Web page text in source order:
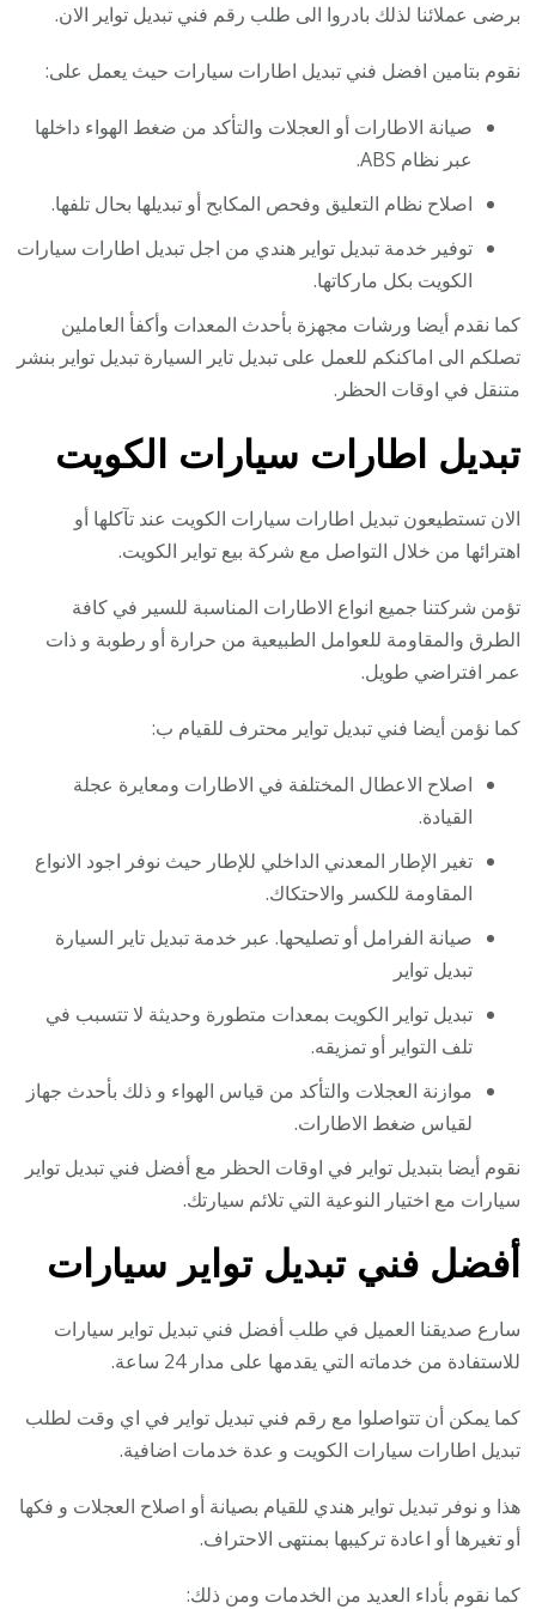
برضى عملائنا لذلك بادروا الى طلب رقم فني تبديل تواير الان.
نقوم بتامين افضل فني تبديل اطارات سيارات حيث يعمل على:
صيانة الاطارات أو العجلات والتأكد من ضغط الهواء داخلها
عبر نظام ABS.
اصلاح نظام التعليق وفحص المكابح أو تبديلها بحال تلفها.
توفير خدمة تبديل تواير هندي من اجل تبديل اطارات سيارات
الكويت بكل ماركاتها.
كما نقدم أيضا ورشات مجهزة بأحدث المعدات وأكفأ العاملين
تصلكم الى اماكنكم للعمل على تبديل تاير السيارة تبديل تواير بنشر
متنقل في اوقات الحظر.
تبديل اطارات سيارات الكويت
الان تستطيعون تبديل اطارات سيارات الكويت عند تآكلها أو
اهترائها من خلال التواصل مع شركة بيع تواير الكويت.
تؤمن شركتنا جميع انواع الاطارات المناسبة للسير في كافة
الطرق والمقاومة للعوامل الطبيعية من حرارة أو رطوبة و ذات
عمر افتراضي طويل.
كما نؤمن أيضا فني تبديل تواير محترف للقيام ب:
اصلاح الاعطال المختلفة في الاطارات ومعايرة عجلة
القيادة.
تغير الإطار المعدني الداخلي للإطار حيث نوفر اجود الانواع
المقاومة للكسر والاحتكاك.
صيانة الفرامل أو تصليحها. عبر خدمة تبديل تاير السيارة
تبديل تواير
تبديل تواير الكويت بمعدات متطورة وحديثة لا تتسبب في
تلف التواير أو تمزيقه.
موازنة العجلات والتأكد من قياس الهواء و ذلك بأحدث جهاز
لقياس ضغط الاطارات.
نقوم أيضا بتبديل تواير في اوقات الحظر مع أفضل فني تبديل تواير
سيارات مع اختيار النوعية التي تلائم سيارتك.
أفضل فني تبديل تواير سيارات
سارع صديقنا العميل في طلب أفضل فني تبديل تواير سيارات
للاستفادة من خدماته التي يقدمها على مدار 24 ساعة.
كما يمكن أن تتواصلوا مع رقم فني تبديل تواير في اي وقت لطلب
تبديل اطارات سيارات الكويت و عدة خدمات اضافية.
هذا و نوفر تبديل تواير هندي للقيام بصيانة أو اصلاح العجلات و فكها
أو تغيرها أو اعادة تركيبها بمنتهى الاحتراف.
كما نقوم بأداء العديد من الخدمات ومن ذلك: